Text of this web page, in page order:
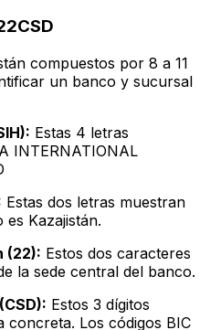
compuestos por 8 a 11
un banco y sucursal
Estas 4 letras
INTERNATIONAL
Estas dos letras muestran
Kazajistán.
(22): Estos dos caracteres
la sede central del banco.
Estos 3 dígitos
concreta. Los códigos BIC